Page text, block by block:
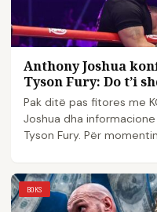
Anthony Joshua
Tyson Fury: Do t’i
Pak ditë pas fitores me
Joshua dha
Tyson Fury. Për
BOKS